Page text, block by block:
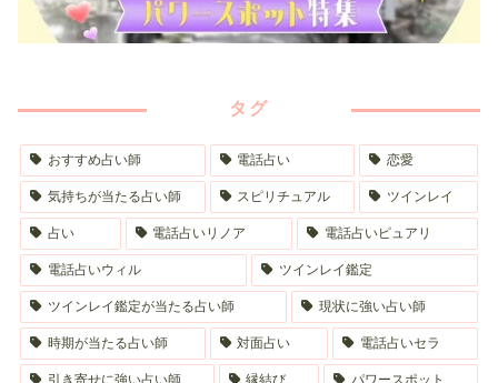
タグ
おすすめ占い師 電話占い 恋愛
気持ちが当たる占い師 スピリチュアル ツインレイ
占い 電話占いリノア 電話占いピュアリ
電話占いウィル ツインレイ鑑定
ツインレイ鑑定が当たる占い師 現状に強い占い師
時期が当たる占い師 対面占い 電話占いセラ
引き寄せに強い占い師 縁結び パワースポット